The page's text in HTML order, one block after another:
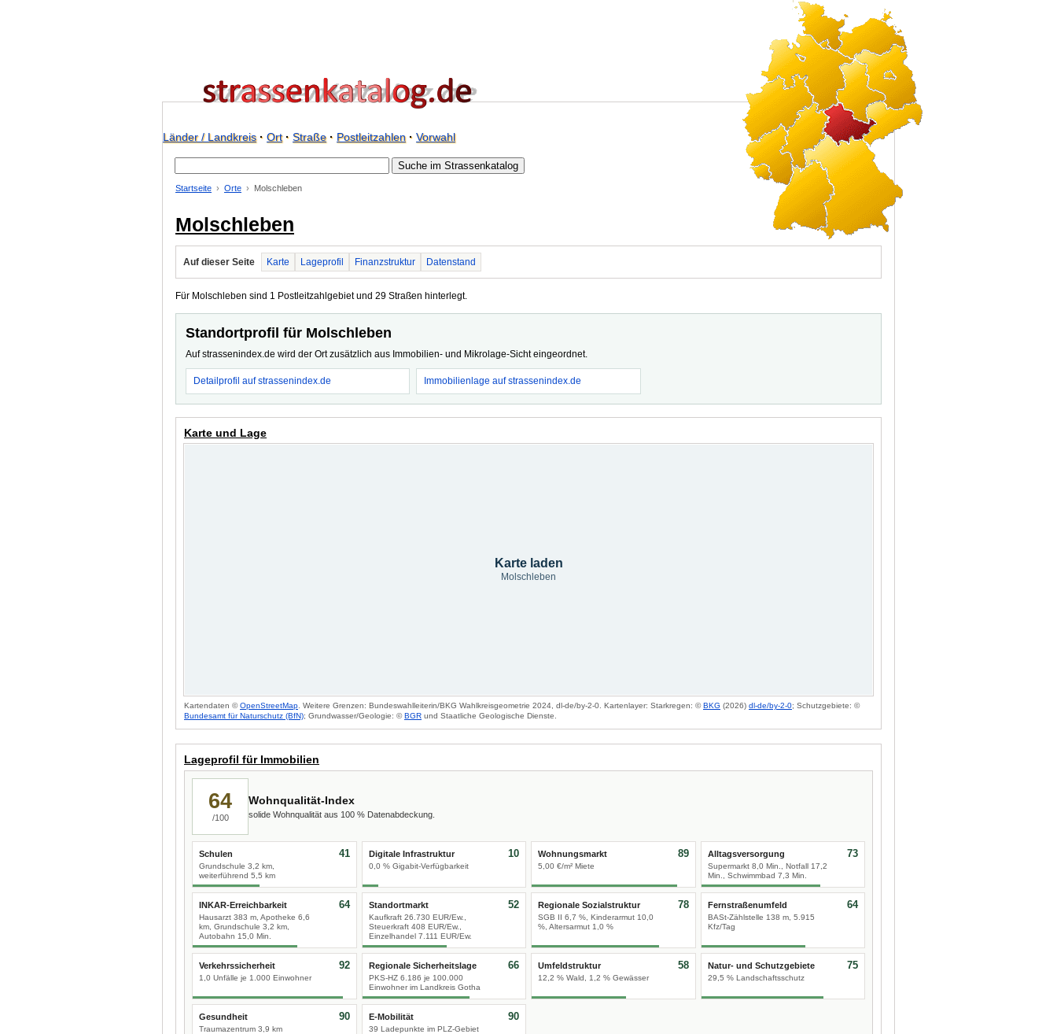
Länder / Landkreis· Ort· Straße· Postleitzahlen· Vorwahl
Startseite Orte Molschleben
Molschleben
Auf dieser Seite Karte Lageprofil Finanzstruktur Datenstand
Für Molschleben sind 1 Postleitzahlgebiet und 29 Straßen hinterlegt.
Standortprofil für Molschleben
Auf strassenindex.de wird der Ort zusätzlich aus Immobilien- und Mikrolage-Sicht eingeordnet.
Detailprofil auf strassenindex.de Immobilienlage auf strassenindex.de
Karte und Lage
Karte laden
Molschleben
Kartendaten ©OpenStreetMap . Weitere Grenzen: Bundeswahlleiterin/BKG Wahlkreisgeometrie 2024, dl-de/by-2-0. Kartenlayer: Starkregen: ©BKG (2026) dl-de/by-2-0; Schutzgebiete: ©
Bundesamt für Naturschutz (BfN); Grundwasser/Geologie: ©BGR und Staatliche Geologische Dienste.
Lageprofil für Immobilien
64
/100
Wohnqualität-Index
solide Wohnqualität aus 100 % Datenabdeckung.
Schulen
Grundschule 3,2 km,
weiterführend 5,5 km
41 Digitale Infrastruktur
0,0 % Gigabit-Verfügbarkeit
10 Wohnungsmarkt
5,00 €/m² Miete
89 Alltagsversorgung
Supermarkt 8,0 Min., Notfall 17,2
Min., Schwimmbad 7,3 Min.
73
INKAR-Erreichbarkeit
Hausarzt 383 m, Apotheke 6,6
km, Grundschule 3,2 km,
Autobahn 15,0 Min.
64 Standortmarkt
Kaufkraft 26.730 EUR/Ew.,
Steuerkraft 408 EUR/Ew.,
Einzelhandel 7.111 EUR/Ew.
52 Regionale Sozialstruktur
SGB II 6,7 %, Kinderarmut 10,0
%, Altersarmut 1,0 %
78 Fernstraßenumfeld
BASt-Zählstelle 138 m, 5.915
Kfz/Tag
64
Verkehrssicherheit
1,0 Unfälle je 1.000 Einwohner
92 Regionale Sicherheitslage
PKS-HZ 6.186 je 100.000
Einwohner im Landkreis Gotha
66 Umfeldstruktur
12,2 % Wald, 1,2 % Gewässer
58 Natur- und Schutzgebiete
29,5 % Landschaftsschutz
75
Gesundheit
Traumazentrum 3,9 km
90 E-Mobilität
39 Ladepunkte im PLZ-Gebiet
90